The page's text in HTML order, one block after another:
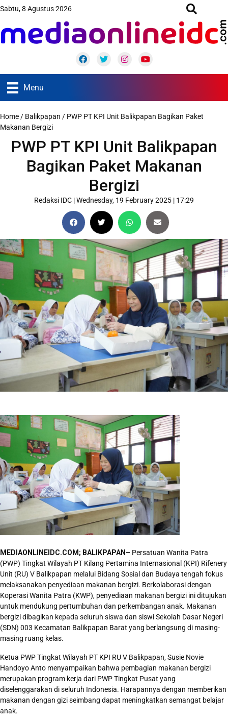
Sabtu, 8 Agustus 2026
FacebookTwitter InstagramYoutube
Menu
Home / Balikpapan / PWP PT KPI Unit Balikpapan Bagikan Paket
Makanan Bergizi
PWP PT KPI Unit Balikpapan
Bagikan Paket Makanan
Bergizi
Redaksi IDC |Wednesday, 19 February 2025 | 17:29
MEDIAONLINEIDC.COM; BALIKPAPAN– Persatuan Wanita Patra
(PWP) Tingkat Wilayah PT Kilang Pertamina Internasional (KPI) Rifenery
Unit (RU) V Balikpapan melalui Bidang Sosial dan Budaya tengah fokus
melaksanakan penyediaan makanan bergizi. Berkolaborasi dengan
Koperasi Wanita Patra (KWP), penyediaan makanan bergizi ini ditujukan
untuk mendukung pertumbuhan dan perkembangan anak. Makanan
bergizi dibagikan kepada seluruh siswa dan siswi Sekolah Dasar Negeri
(SDN) 003 Kecamatan Balikpapan Barat yang berlangsung di masing-
masing ruang kelas.
Ketua PWP Tingkat Wilayah PT KPI RU V Balikpapan, Susie Novie
Handoyo Anto menyampaikan bahwa pembagian makanan bergizi
merupakan program kerja dari PWP Tingkat Pusat yang
diselenggarakan di seluruh Indonesia. Harapannya dengan memberikan
makanan dengan gizi seimbang dapat meningkatkan semangat belajar
anak.